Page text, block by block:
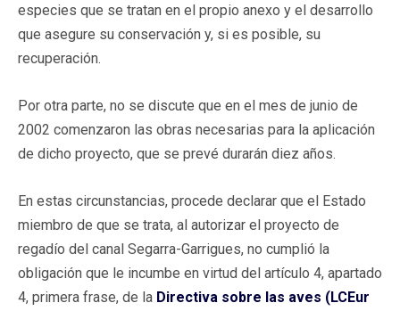
especies que se tratan en el propio anexo y el desarrollo
que asegure su conservación y, si es posible, su
recuperación.
Por otra parte, no se discute que en el mes de junio de
2002 comenzaron las obras necesarias para la aplicación
de dicho proyecto, que se prevé durarán diez años.
En estas circunstancias, procede declarar que el Estado
miembro de que se trata, al autorizar el proyecto de
regadío del canal Segarra-Garrigues, no cumplió la
obligación que le incumbe en virtud del artículo 4, apartado
4, primera frase, de la Directiva sobre las aves (LCEur